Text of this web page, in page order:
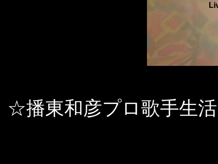
☆播東和彦プロ歌手生